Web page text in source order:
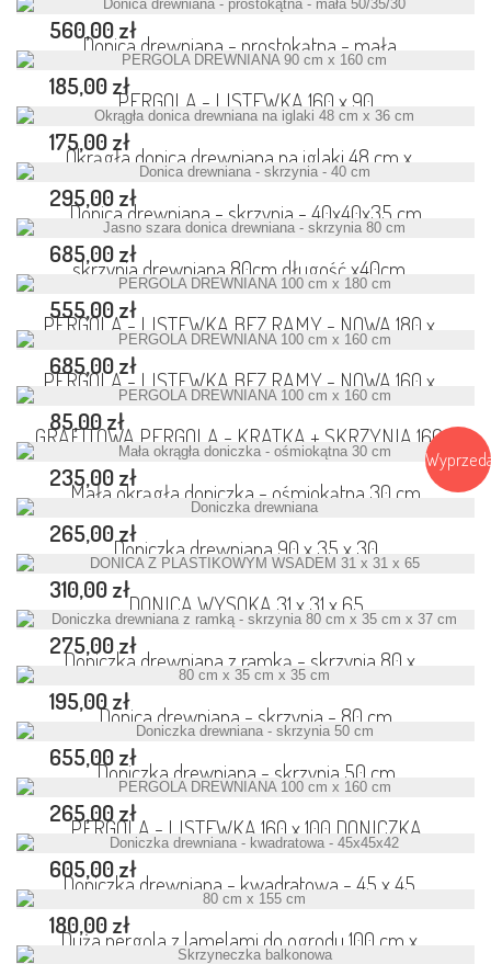
Donica drewniana - prostokątna - mała...
PERGOLA - LISTEWKA 160 x 90
560,00 zł
Okrągła donica drewniana na iglaki 48 cm x...
185,00 zł
Donica drewniana - skrzynia - 40x40x35 cm
175,00 zł
skrzynia drewniana 80cm długość x40cm...
295,00 zł
PERGOLA - LISTEWKA BEZ RAMY - NOWA 180 x...
685,00 zł
PERGOLA - LISTEWKA BEZ RAMY - NOWA 160 x...
555,00 zł
GRAFITOWA PERGOLA - KRATKA + SKRZYNIA 160...
685,00 zł
Mała okrągła doniczka - ośmiokątna 30 cm
85,00 zł
Doniczka drewniana 90 x 35 x 30
235,00 zł
DONICA WYSOKA 31 x 31 x 65
265,00 zł
Doniczka drewniana z ramką - skrzynia 80 x...
310,00 zł
Donica drewniana - skrzynia - 80 cm
275,00 zł
Doniczka drewniana - skrzynia 50 cm
195,00 zł
PERGOLA - LISTEWKA 160 x 100 DONICZKA
655,00 zł
Doniczka drewniana - kwadratowa - 45 x 45...
265,00 zł
Duża pergola z lamelami do ogrodu 100 cm x...
605,00 zł
180,00 zł